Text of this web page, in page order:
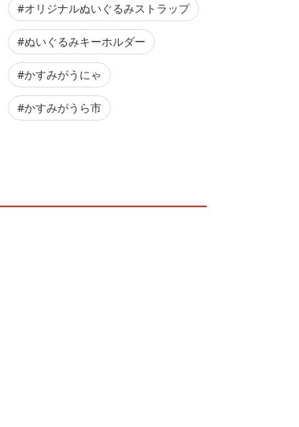
#オリジナルぬいぐるみストラップ
#ぬいぐるみキーホルダー
#かすみがうにゃ
#かすみがうら市